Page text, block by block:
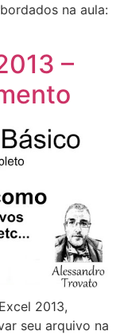
na aula:
–
2013,
seu arquivo na